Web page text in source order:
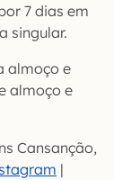
7 dias em
singular.
almoço e
almoço e
Cansanção,
|